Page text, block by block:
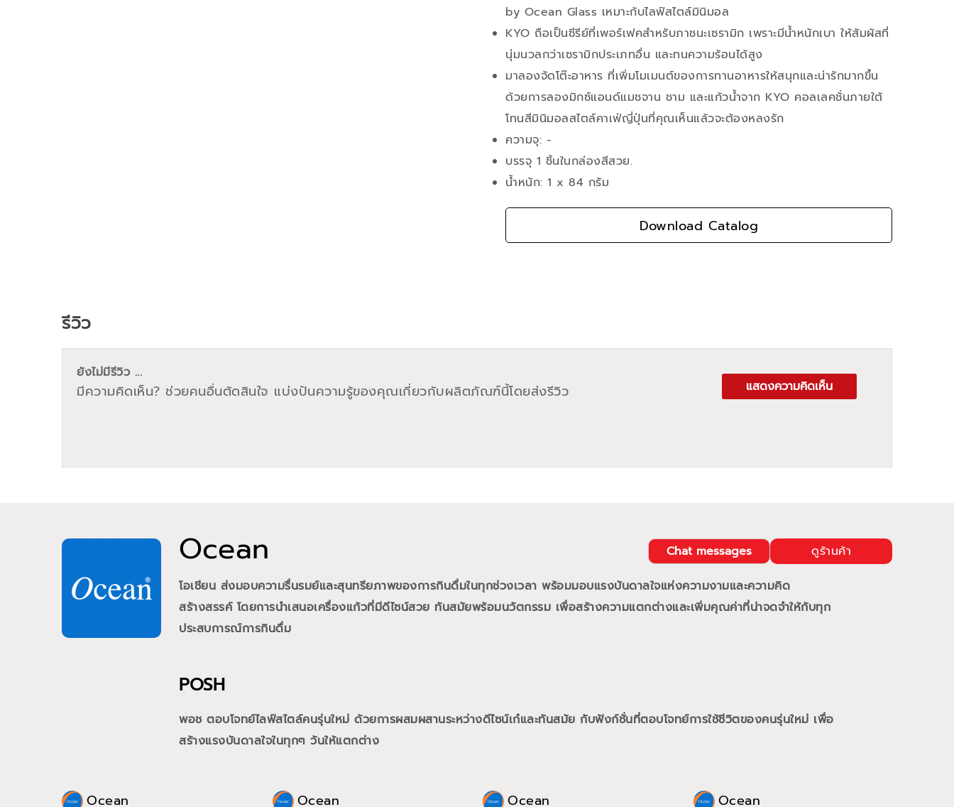
by Ocean Glass เหมาะกับไลฟ์สไตล์มินิมอล
KYO ถือเป็นซีรีย์ที่เพอร์เฟคสำหรับภาชนะเซรามิก เพราะมีน้ำหนักเบา ให้สัมผัสที่
นุ่มนวลกว่าเซรามิกประเภทอื่น และทนความร้อนได้สูง
มาลองจัดโต๊ะอาหาร ที่เพิ่มโมเมนต์ของการทานอาหารให้สนุกและน่ารักมากขึ้น
ด้วยการลองมิกซ์แอนด์แมชจาน ชาม และแก้วน้ำจาก KYO คอลเลคชั่นภายใต้
โทนสีมินิมอลสไตล์คาเฟ่ญี่ปุ่นที่คุณเห็นแล้วจะต้องหลงรัก
ความจุ: -
บรรจุ 1 ชิ้นในกล่องสีสวย.
น้ำหนัก: 1 x 84 กรัม
Download Catalog
Ocean ดูร้านค้า
Chat messages
โอเชียน ส่งมอบความรื่นรมย์และสุนทรียภาพของการกินดื่มในทุกช่วงเวลา พร้อมมอบแรงบันดาลใจแห่งความงามและความคิด
สร้างสรรค์ โดยการนำเสนอเครื่องแก้วที่มีดีไซน์สวย ทันสมัยพร้อมนวัตกรรม เพื่อสร้างความแตกต่างและเพิ่มคุณค่าที่น่าจดจำให้กับทุก
ประสบการณ์การกินดื่ม
POSH
พอช ตอบโจทย์ไลฟ์สไตล์คนรุ่นใหม่ ด้วยการผสมผสานระหว่างดีไซน์เก๋และทันสมัย กับฟังก์ชั่นที่ตอบโจทย์การใช้ชีวิตของคนรุ่นใหม่ เพื่อ
สร้างแรงบันดาลใจในทุกๆ วันให้แตกต่าง
Ocean Ocean Ocean Ocean
รีวิว
ยังไม่มีรีวิว ...
มีความคิดเห็น? ช่วยคนอื่นตัดสินใจ แบ่งปันความรู้ของคุณเกี่ยวกับผลิตภัณฑ์นี้โดยส่งรีวิว แสดงความคิดเห็น